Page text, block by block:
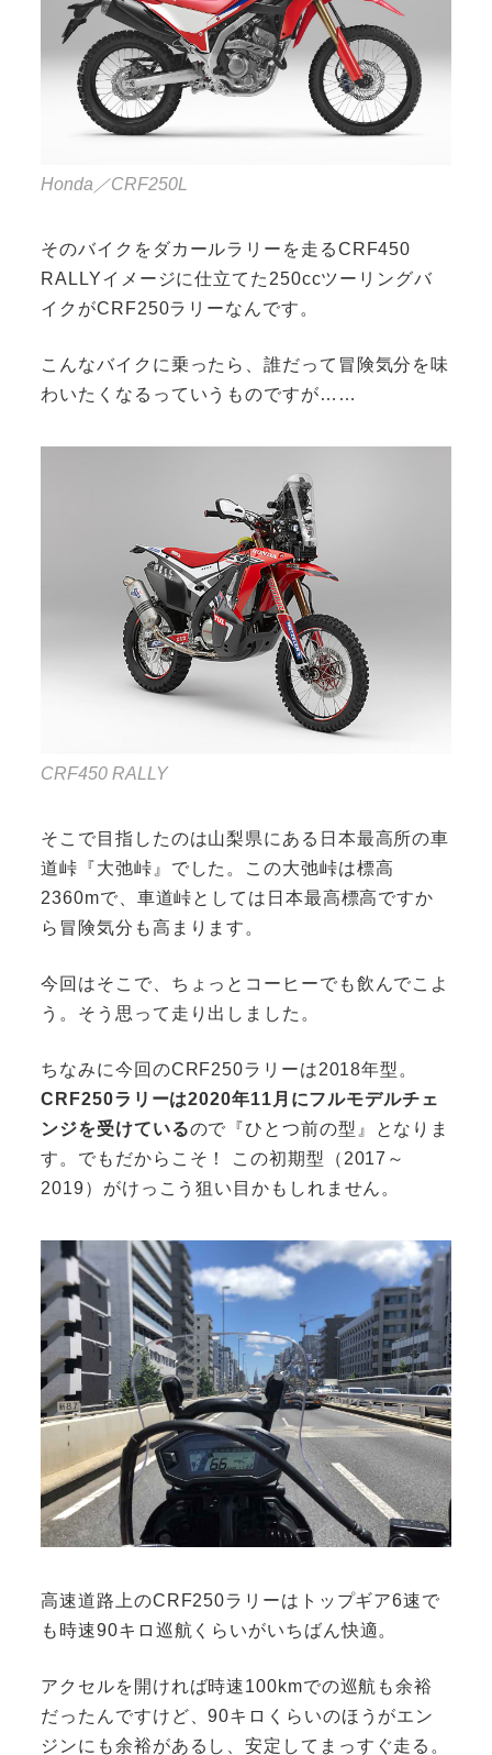
Honda／CRF250L
そのバイクをダカールラリーを走るCRF450
RALLYイメージに仕立てた250ccツーリングバ
イクがCRF250ラリーなんです。
こんなバイクに乗ったら、誰だって冒険気分を味
わいたくなるっていうものですが……
CRF450 RALLY
そこで目指したのは山梨県にある日本最高所の車
道峠『大弛峠』でした。この大弛峠は標高
2360mで、車道峠としては日本最高標高ですか
ら冒険気分も高まります。
今回はそこで、ちょっとコーヒーでも飲んでこよ
う。そう思って走り出しました。
ちなみに今回のCRF250ラリーは2018年型。
CRF250ラリーは2020年11月にフルモデルチェ
ンジを受けているので『ひとつ前の型』となりま
す。でもだからこそ！ この初期型（2017～
2019）がけっこう狙い目かもしれません。
高速道路上のCRF250ラリーはトップギア6速で
も時速90キロ巡航くらいがいちばん快適。
アクセルを開ければ時速100kmでの巡航も余裕
だったんですけど、90キロくらいのほうがエン
ジンにも余裕があるし、安定してまっすぐ走る。